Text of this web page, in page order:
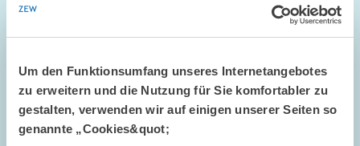
Um den Funktionsumfang unseres Internetangebotes
zu erweitern und die Nutzung für Sie komfortabler zu
gestalten, verwenden wir auf einigen unserer Seiten so
genannte „Cookies&quot;
FUE
Bild
öffnet
in
vergrößerter